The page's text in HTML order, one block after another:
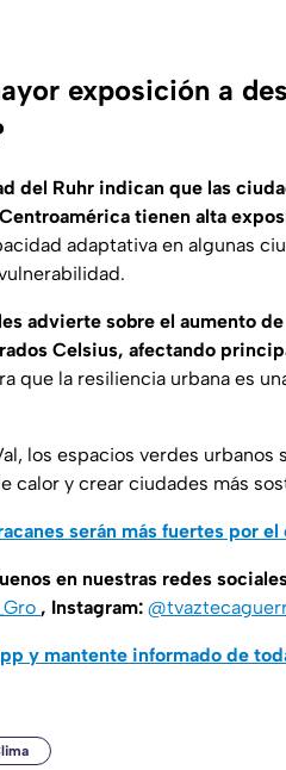
exposición a
del Ruhr indican que las
tienen alta
adaptativa en algunas
advierte sobre el aumento
Celsius, afectando
que la resiliencia urbana es
los espacios verdes
calor y crear ciudades más
serán más fuertes por
en nuestras redes
, Instagram:
y mantente informado de